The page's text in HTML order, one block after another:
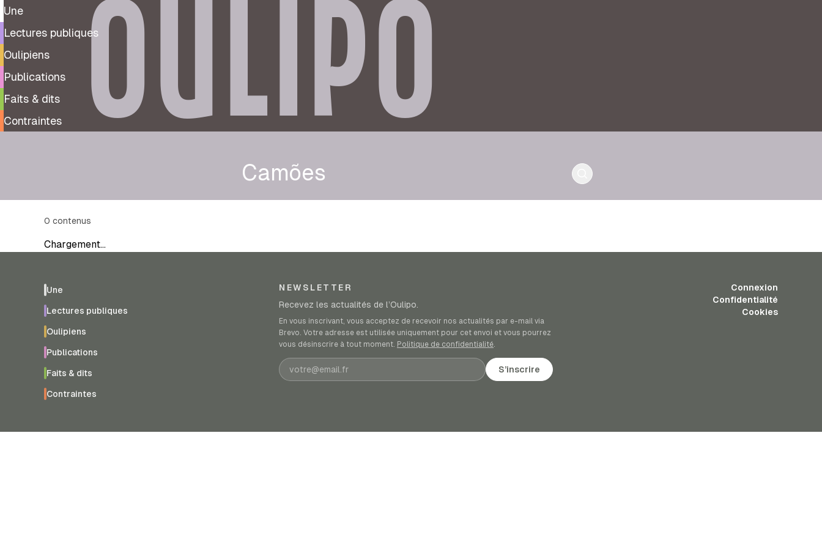
Une
Lectures publiques
Oulipiens
Publications
Faits & dits
Contraintes
OULIPO
Camões
0 contenus
Chargement…
Une
Lectures publiques
Oulipiens
Publications
Faits & dits
Contraintes
NEWSLETTER
Recevez les actualités de l’Oulipo.
En vous inscrivant, vous acceptez de recevoir nos actualités par e-mail via
Brevo. Votre adresse est utilisée uniquement pour cet envoi et vous pourrez
vous désinscrire à tout moment. Politique de confidentialité.
Adresse e-mail S’inscrire
Connexion
Confidentialité
Cookies